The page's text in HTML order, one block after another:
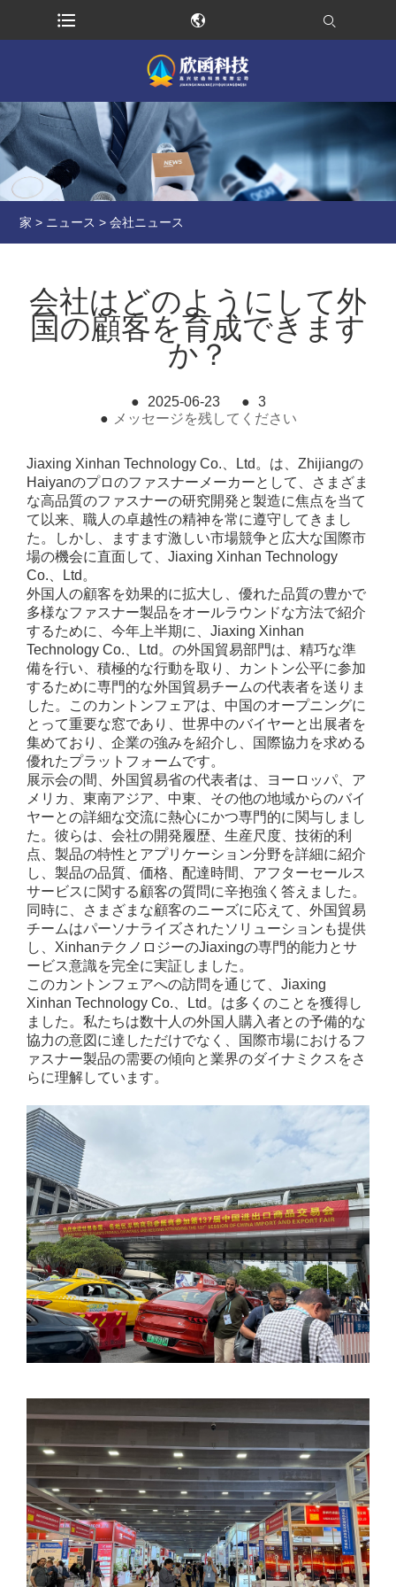
家 > ニュース >会社ニュース
会社はどのようにして外
国の顧客を育成できます
か？
● 2025-06-23 ● 3
● メッセージを残してください
Jiaxing Xinhan Technology Co.、Ltd。は、Zhijiangの
Haiyanのプロのファスナーメーカーとして、さまざま
な高品質のファスナーの研究開発と製造に焦点を当て
て以来、職人の卓越性の精神を常に遵守してきまし
た。しかし、ますます激しい市場競争と広大な国際市
場の機会に直面して、Jiaxing Xinhan Technology
Co.、Ltd。
外国人の顧客を効果的に拡大し、優れた品質の豊かで
多様なファスナー製品をオールラウンドな方法で紹介
するために、今年上半期に、Jiaxing Xinhan
Technology Co.、Ltd。の外国貿易部門は、精巧な準
備を行い、積極的な行動を取り、カントン公平に参加
するために専門的な外国貿易チームの代表者を送りま
した。このカントンフェアは、中国のオープニングに
とって重要な窓であり、世界中のバイヤーと出展者を
集めており、企業の強みを紹介し、国際協力を求める
優れたプラットフォームです。
展示会の間、外国貿易省の代表者は、ヨーロッパ、ア
メリカ、東南アジア、中東、その他の地域からのバイ
ヤーとの詳細な交流に熱心にかつ専門的に関与しまし
た。彼らは、会社の開発履歴、生産尺度、技術的利
点、製品の特性とアプリケーション分野を詳細に紹介
し、製品の品質、価格、配達時間、アフターセールス
サービスに関する顧客の質問に辛抱強く答えました。
同時に、さまざまな顧客のニーズに応えて、外国貿易
チームはパーソナライズされたソリューションも提供
し、XinhanテクノロジーのJiaxingの専門的能力とサ
ービス意識を完全に実証しました。
このカントンフェアへの訪問を通じて、Jiaxing
Xinhan Technology Co.、Ltd。は多くのことを獲得し
ました。私たちは数十人の外国人購入者との予備的な
協力の意図に達しただけでなく、国際市場におけるフ
ァスナー製品の需要の傾向と業界のダイナミクスをさ
らに理解しています。